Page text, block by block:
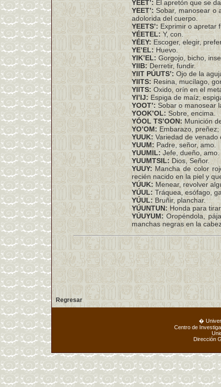
YEET’:El apretón que se
YEET’:Sobar, manosear o
adolorida del cuerpo.
YEETS’:Exprimir o apretar
YÉETEL:Y, con.
YÉEY:Escoger, elegir,
YE’EL:Huevo.
YIK’EL: Gorgojo, bicho,
YIIB:Derretir, fundir.
YIIT PÚUTS’:Ojo de la
YIITS: Resina, mucílago,
YIITS:Oxido, orín en el
YI’IJ:Espiga de maíz;
YOOT’: Sobar o manosear
YOOK’OL: Sobre, encima.
YÓOL TS’OON: Munición
YO’OM:Embarazo,
YUUK:Variedad de venado
YUUM: Padre, señor, amo.
YUUMIL:Jefe, dueño, amo.
YUUMTSIL:Dios, Señor.
YUUY:Mancha de color
recién nacido en la piel y
YÚUK:Menear, revolver
YÚUL: Tráquea, esófago,
YÚUL:Bruñir, planchar.
YÚUNTUN:Honda para
YÚUYUM:Oropéndola,
manchas negras en la
Regresar
�
Centro de
Dirección